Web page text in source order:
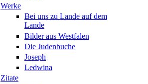
Werke
Bei uns zu Lande auf dem
Lande
Bilder aus Westfalen
Die Judenbuche
Joseph
Ledwina
Zitate